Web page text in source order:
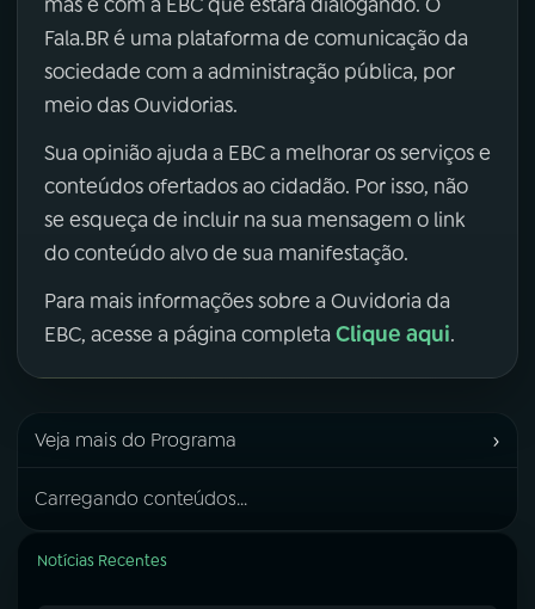
Fala.BR é uma plataforma de comunicação da
sociedade com a administração pública, por
meio das Ouvidorias.
Sua opinião ajuda a EBC a melhorar os serviços e
conteúdos ofertados ao cidadão. Por isso, não
se esqueça de incluir na sua mensagem o link
do conteúdo alvo de sua manifestação.
Para mais informações sobre a Ouvidoria da
EBC, acesse a página completa Clique aqui.
Veja mais do Programa ›
Carregando conteúdos...
Notícias Recentes